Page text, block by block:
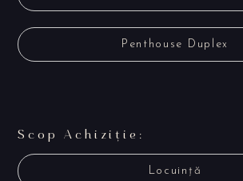
Penthouse Duplex
Scop Achiziție:
Locuință